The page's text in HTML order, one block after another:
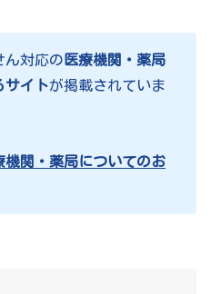
ん対応の 医療機関・薬局
サイトが掲載されていま
関・薬局についてのお